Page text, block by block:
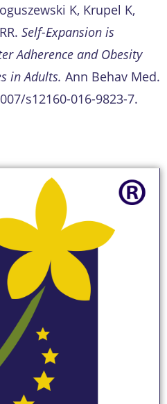
K, Krupel K,
Self-Expansion is
Adherence and Obesity
in Adults. Ann Behav Med.
s12160-016-9823-7.